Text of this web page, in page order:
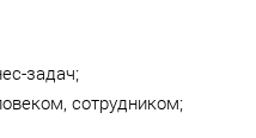
задач;
сотрудником;